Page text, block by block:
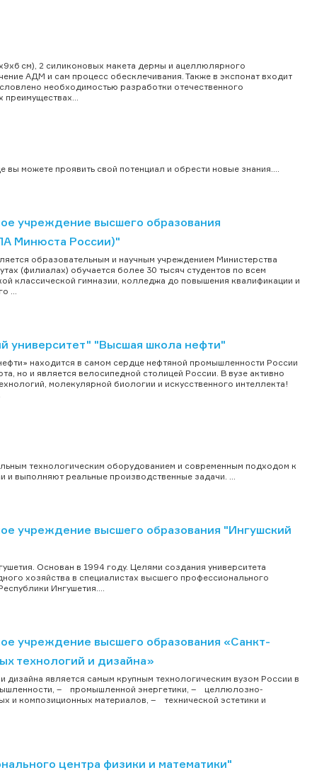
см), 2 силиконовых макета дермы и ацеллюлярного
АДМ и сам процесс обесклечивания. Также в экспонат входит
необходимостью разработки отечественного
можете проявить свой потенциал и обрести новые знания....
учреждение высшего образования
Минюста России)"
образовательным и научным учреждением Министерства
(филиалах) обучается более 30 тысяч студентов по всем
классической гимназии, колледжа до повышения квалификации и
...
университет" "Высшая школа нефти"
находится в самом сердце нефтяной промышленности России
но и является велосипедной столицей России. В вузе активно
молекулярной биологии и искусственного интеллекта!
технологическим оборудованием и современным подходом к
выполняют реальные производственные задачи. ...
учреждение высшего образования "Ингушский
Основан в 1994 году. Целями создания университета
хозяйства в специалистах высшего профессионального
Ингушетия....
учреждение высшего образования «Санкт-
технологий и дизайна»
является самым крупным технологическим вузом России в
– промышленной энергетики, – целлюлозно-
и композиционных материалов, – технической эстетики и
центра физики и математики"